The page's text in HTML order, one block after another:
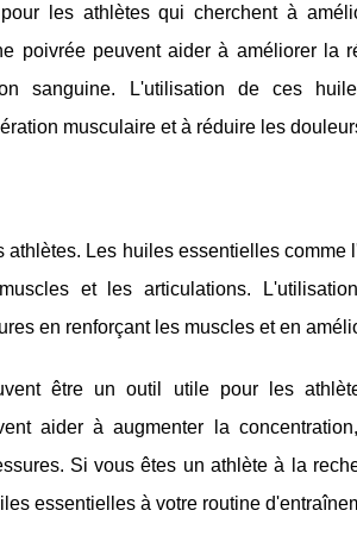
les athlètes qui cherchent à
poivrée peuvent aider à améliorer la
sanguine. L'utilisation de ces
musculaire et à réduire les
Les huiles essentielles comme
et les articulations.
en renforçant les muscles et en
être un outil utile pour les
aider à augmenter la
Si vous êtes un athlète à la
essentielles à votre routine